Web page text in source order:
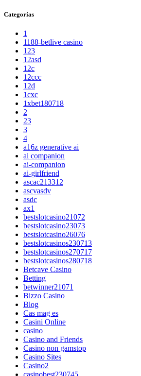
Categorías
1
1188-betlive casino
123
12asd
12c
12ccc
12d
1cxc
1xbet180718
2
23
3
4
a16z generative ai
ai companion
ai-companion
ai-girlfriend
ascac213312
ascvasdv
asdc
ax1
bestslotcasino21072
bestslotcasino23073
bestslotcasino26076
bestslotcasinos230713
bestslotcasinos270717
bestslotcasinos280718
Betcave Casino
Betting
betwinner21071
Bizzo Casino
Blog
Cas mag es
Casini Online
casino
Casino and Friends
Casino non gamstop
Casino Sites
Casino2
casinobest230745